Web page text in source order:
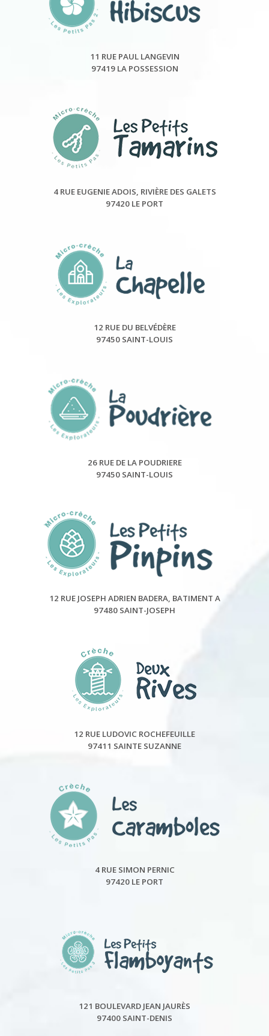
11 RUE PAUL LANGEVIN
97419 LA POSSESSION
4 RUE EUGENIE ADOIS, RIVIÈRE DES GALETS
97420 LE PORT
12 RUE DU BELVÉDÈRE
97450 SAINT-LOUIS
26 RUE DE LA POUDRIERE
97450 SAINT-LOUIS
12 RUE JOSEPH ADRIEN BADERA, BATIMENT A
97480 SAINT-JOSEPH
12 RUE LUDOVIC ROCHEFEUILLE
97411 SAINTE SUZANNE
4 RUE SIMON PERNIC
97420 LE PORT
121 BOULEVARD JEAN JAURÈS
97400 SAINT-DENIS